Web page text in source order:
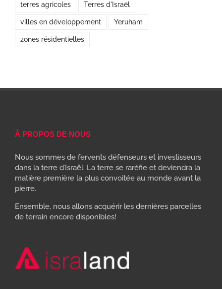
terres agricoles Terres d'Israël
villes en développement Yeruham
zones résidentielles
À PROPOS DE NOUS
Nous sommes de fervents défenseurs et investisseurs
dans la terre d’Israël. La terre se raréfie et deviendra la
matière première la plus convoitée au monde avant la
pierre.
Ensemble, nous allons acquérir les dernières parcelles
de terrain encore disponibles!